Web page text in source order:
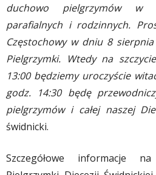
duchowo pielgrzymów w
parafialnych i rodzinnych.
Częstochowy w dniu 8
Pielgrzymki. Wtedy na
13:00 będziemy uroczyście
godz. 14:30 będę
pielgrzymów i całej naszej
świdnicki.
Szczegółowe informacje